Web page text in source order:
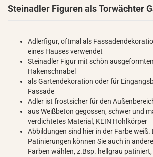
Steinadler Figuren als Torwächter
Adlerfigur, oftmal als
eines Hauses verwendet
Steinadler Figur mit schön
Hakenschnabel
als Gartendekoration oder für
Fassade
Adler ist frostsicher für den
aus Weißbeton gegossen, schwer und
verdichtetes Material, KEIN Hohlkörper
Abbildungen sind hier in der Farbe weiß.
Patinierungen können Sie auch in
Farben wählen, z.Bsp. hellgrau